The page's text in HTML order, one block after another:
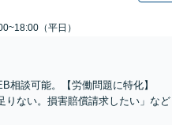
（平日）
相談可能。【労働問題に特化】
りない。損害賠償請求したい」など